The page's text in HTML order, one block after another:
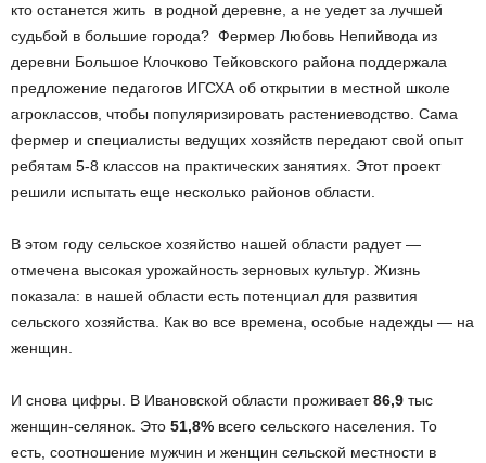
кто останется жить в родной деревне, а не уедет за лучшей
судьбой в большие города? Фермер Любовь Непийвода из
деревни Большое Клочково Тейковского района поддержала
предложение педагогов ИГСХА об открытии в местной школе
агроклассов, чтобы популяризировать растениеводство. Сама
фермер и специалисты ведущих хозяйств передают свой опыт
ребятам 5-8 классов на практических занятиях. Этот проект
решили испытать еще несколько районов области.
В этом году сельское хозяйство нашей области радует —
отмечена высокая урожайность зерновых культур. Жизнь
показала: в нашей области есть потенциал для развития
сельского хозяйства. Как во все времена, особые надежды — на
женщин.
И снова цифры. В Ивановской области проживает86,9 тыс
женщин-селянок. Это 51,8% всего сельского населения. То
есть, соотношение мужчин и женщин сельской местности в